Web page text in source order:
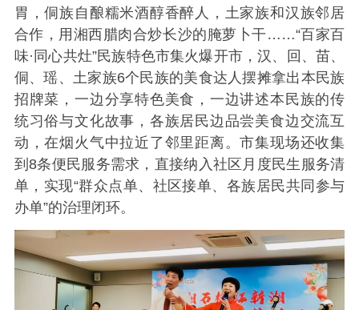
胃，侗族自酿糯米酒醇香醉人，土家族和汉族邻居
合作，用湘西腊肉合炒长沙的腌萝卜干……“百家百
味·同心共灶”民族特色市集火爆开市，汉、回、苗、
侗、瑶、土家族6个民族的美食达人摆摊拿出本民族
招牌菜，一边分享特色美食，一边讲述本民族的传
统习俗与文化故事，各族居民边品尝美食边交流互
动，在烟火气中拉近了邻里距离。市集现场还收集
到8条便民服务需求，直接纳入社区月度民生服务清
单，实现“群众点单、社区接单、各族居民共同参与
办单”的治理闭环。